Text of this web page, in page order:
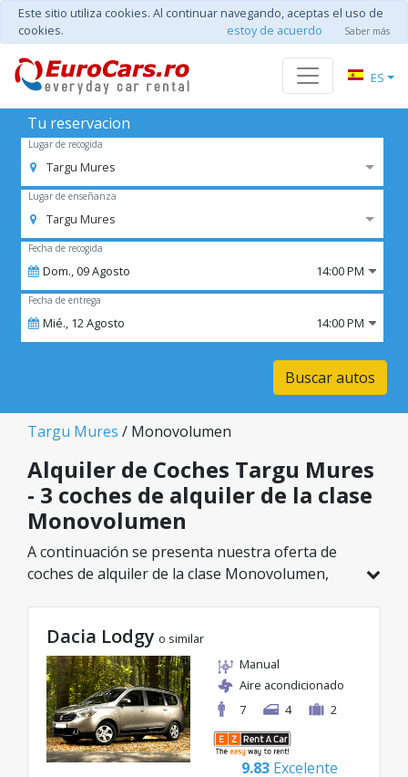
Este sitio utiliza cookies. Al continuar navegando, aceptas el uso de
cookies.
estoy de acuerdo Saber más
ES
Tu reservacion
Lugar de recogida
Targu Mures
Lugar de enseñanza
Targu Mures
Fecha de recogida
Dom.,09Agosto 14:00 PM
Fecha de entrega
Mié., 12Agosto 14:00 PM
Buscar autos
Targu Mures / Monovolumen
Alquiler de Coches Targu Mures
- 3 coches de alquiler de la clase
Monovolumen
A continuación se presenta nuestra oferta de
coches de alquiler de la clase Monovolumen,
modelo ideal de la categoría seleccionada, con
tarifas excelentes desde solo 50€/día.
Dacia Lodgy o similar
Manual
Aire acondicionado
7
4 2
9.83 Excelente